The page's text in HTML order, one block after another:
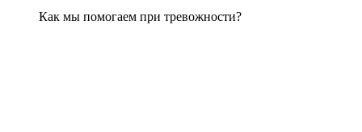
Как мы помогаем при тревожности?